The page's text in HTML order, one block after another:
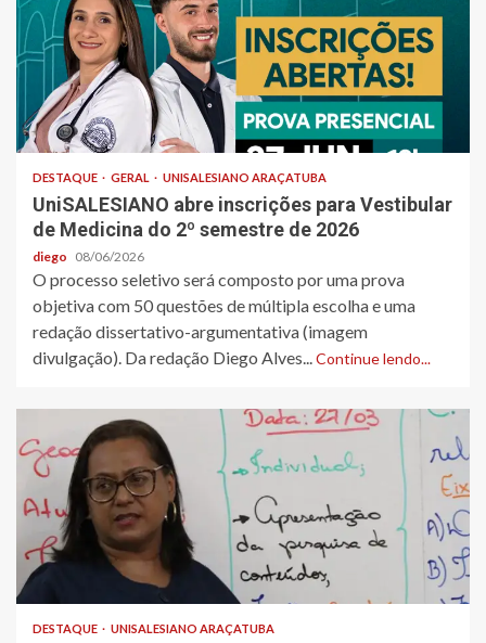
DESTAQUE GERAL UNISALESIANO ARAÇATUBA
UniSALESIANO abre inscrições para Vestibular
de Medicina do 2º semestre de 2026
diego 08/06/2026
O processo seletivo será composto por uma prova
objetiva com 50 questões de múltipla escolha e uma
redação dissertativo-argumentativa (imagem
divulgação). Da redação Diego Alves...Continue lendo...
DESTAQUE UNISALESIANO ARAÇATUBA